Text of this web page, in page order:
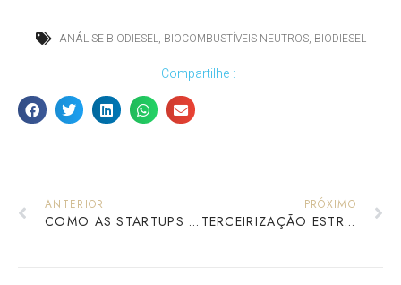
ANÁLISE BIODIESEL, BIOCOMBUSTÍVEIS NEUTROS, BIODIESEL
Compartilhe :
ANTERIOR
COMO AS STARTUPS ESTÃO REMODELANDO O SETOR LABORATORIAL GLOBAL
PRÓXIMO
TERCEIRIZAÇÃO ESTRATÉGICA E COMO O OUTSOURCING LABORATORIAL ESTÁ REMODELANDO O SETOR DE ANÁLISES